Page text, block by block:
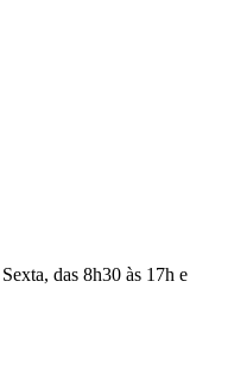
das 8h30 às 17h e